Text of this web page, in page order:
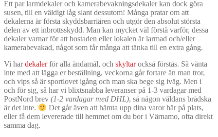
Ett par larmdekaler och kamerabevakningsdekaler kan dock göra
susen, till en väldigt låg slant dessutom! Många pratar om att
dekalerna är första skyddsbarriären och utgör den absolut största
delen av ett inbrottsskydd. Man kan mycket väl förstå varför, dessa
dekaler varnar för att bostaden eller lokalen är larmad och/eller
kamerabevakad, något som får många att tänka till en extra gång.
Vi hardekalerför alla ändamål, och skyltarockså förstås. Så vänta
inte med att lägga er beställning, veckorna går fortare än man tror,
och vips så är sportlovet igång och man ska bege sig iväg. Men i
och för sig, så har vi blixtsnabba leveranser på 1-3 vardagar med
PostNord brev (1-2 vardagar med DHL), så någon väldans brådska
är det inte.
Det går även att hämta upp dina varor här på plats,
eller få dem levererade till hemmet om du bor i Värnamo, ofta direkt
samma dag.